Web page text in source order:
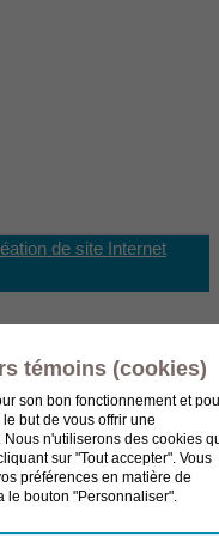
de site Internet
témoins (cookies)
son bon fonctionnement et
but de vous offrir une
n'utiliserons des cookies
sur "Tout accepter". Vous
préférences en matière de
le bouton "Personnaliser".